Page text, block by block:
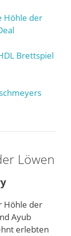
Höhle der
Brettspiel
Löwen
Höhle der
Ayub
erlebten